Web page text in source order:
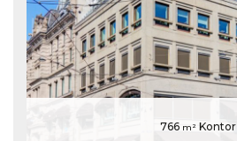
766 m² Kontor